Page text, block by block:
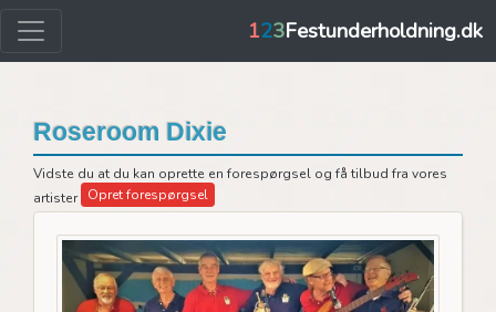
123Festunderholdning.dk
Roseroom Dixie
Vidste du at du kan oprette en forespørgsel og få tilbud fra vores
artister Opret forespørgsel